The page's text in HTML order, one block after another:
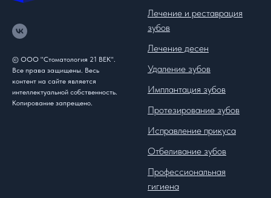
© ООО "Стоматология 21 ВЕК".
Все права защищены. Весь
контент на сайте является
интеллектуальной собственность.
Копирование запрещено.
Лечение и реставрация
зубов
Лечение десен
Удаление зубов
Имплантация зубов
Протезирование зубов
Исправление прикуса
Отбеливание зубов
Профессиональная
гигиена